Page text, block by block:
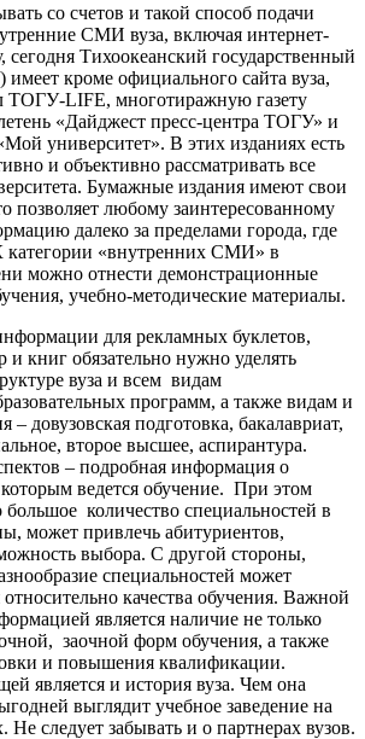
со счетов и такой способ подачи
СМИ вуза, включая интернет-
Тихоокеанский государственный
кроме официального сайта вуза,
ТОГУ-LIFE, многотиражную газету
«Дайджест пресс-центра ТОГУ» и
университет». В этих изданиях есть
и объективно рассматривать все
Бумажные издания имеют свои
позволяет любому заинтересованному
далеко за пределами города, где
категории «внутренних СМИ» в
можно отнести демонстрационные
учебно-методические материалы.
для рекламных буклетов,
книг обязательно нужно уделять
вуза и всем видам
программ, а также видам и
– довузовская подготовка, бакалавриат,
второе высшее, аспирантура.
– подробная информация о
ведется обучение. При этом
количество специальностей в
может привлечь абитуриентов,
выбора. С другой стороны,
специальностей может
качества обучения. Важной
является наличие не только
заочной форм обучения, а также
и повышения квалификации.
является и история вуза. Чем она
выглядит учебное заведение на
следует забывать и о партнерах вузов.